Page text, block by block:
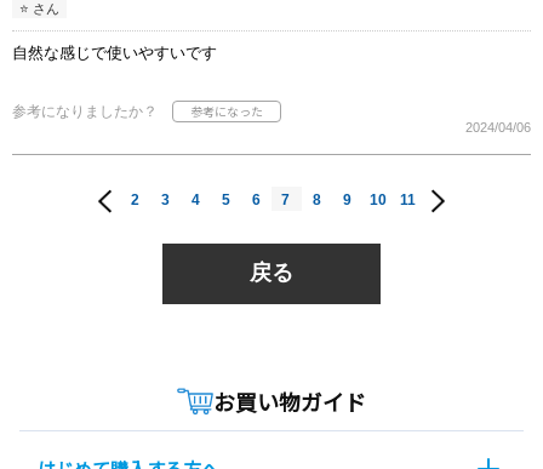
⭐️ さん
自然な感じで使いやすいです
参考になりましたか？
2024/04/06
2 3 4 5 6 7 8 9 10 11
戻る
お買い物ガイド